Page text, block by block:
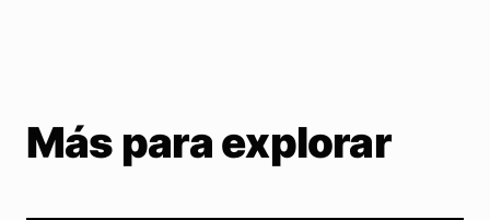
Más para explorar